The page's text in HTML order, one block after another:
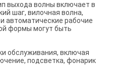
выхода волны включает в
шаг, вилочная волна,
автоматические рабочие
формы могут быть
обслуживания, включая
подсветка, фонарик